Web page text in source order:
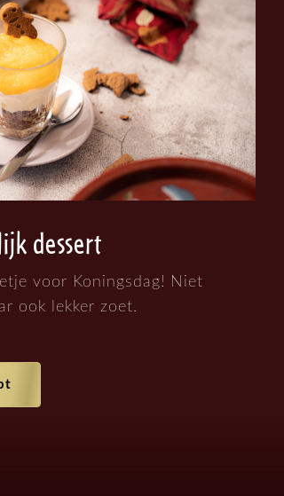
dessert
voor Koningsdag! Niet
ook lekker zoet.